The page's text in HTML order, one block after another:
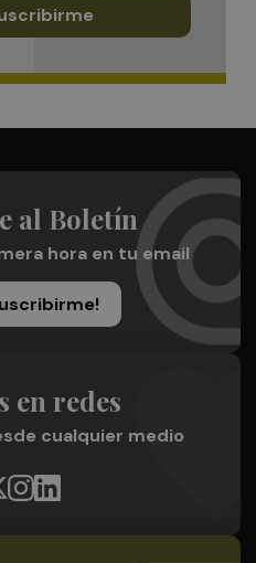
al Boletín
hora en tu email
en redes
cualquier medio